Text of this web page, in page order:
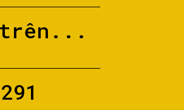
trên...